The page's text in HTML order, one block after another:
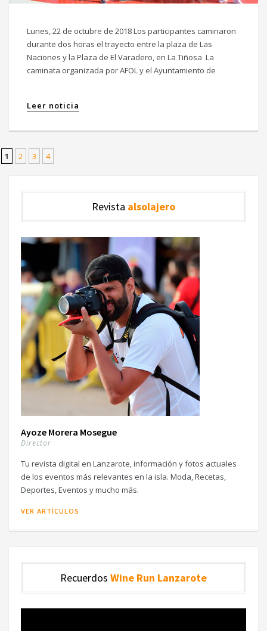
Lunes, 22 de octubre de 2018 Los participantes caminaron
durante dos horas el trayecto entre la plaza de Las
Naciones y la Plaza de El Varadero, en La Tiñosa La
caminata organizada por AFOL y el Ayuntamiento de
Leer noticia
1 2 3 4
Revista alsolajero
Ayoze Morera Mosegue
Director
Tu revista digital en Lanzarote, información y fotos actuales
de los eventos más relevantes en la isla. Moda, Recetas,
Deportes, Eventos y mucho más.
VER ARTÍCULOS
Recuerdos Wine Run Lanzarote